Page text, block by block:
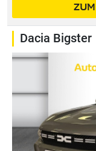
Dacia Bigster